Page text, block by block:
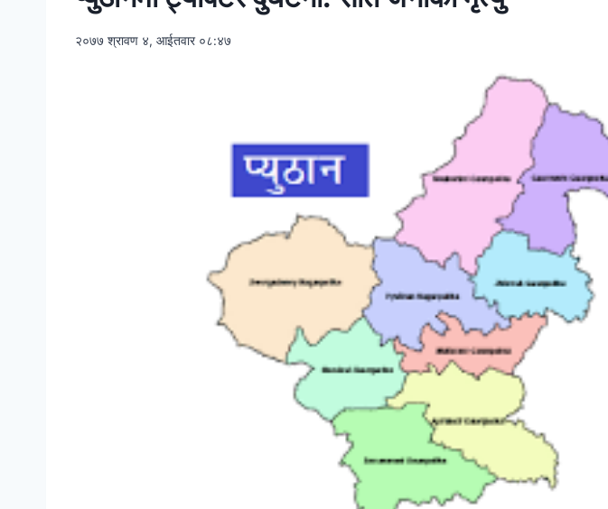
२०७७ श्रावण ४, आईतवार ०८:४७